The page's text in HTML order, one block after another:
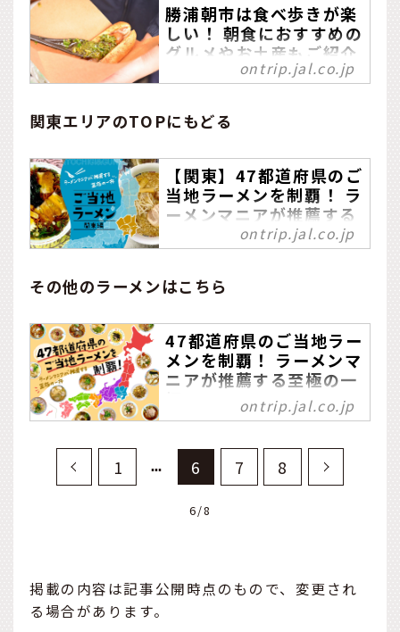
勝浦朝市は食べ歩きが楽
しい！ 朝食におすすめの
グルメやお土産もご紹介
千葉県・南房総にある勝
有名なビーチリゾートです
ぶ日本三大朝市のひとつと
して、勝浦朝市が注目され
ています。勝浦ならではの
グルメや朝市ならではのメ
ニューが豊富で、食べ歩き
す。
ontrip.jal.co.jp
関東エリアのTOPにもどる
【関東】47都道府県のご
当地ラーメンを制覇！ ラ
ーメンマニアが推薦する
至極の一杯
ーメンブーム。日本各地に
り、長年愛され続け今に至
ります。この記事では全国
47都道府県それぞれの特色
を解説するとともに、長年
食べ歩いているマニアによ
るおすすめの47軒をコメン
トやマップ付きでレコメン
ド。
ontrip.jal.co.jp
その他のラーメンはこちら
47都道府県のご当地ラー
メンを制覇！ ラーメンマ
ニアが推薦する至極の一
国内外で年々盛り上がるラ
ーメンブーム。日本各地に
伝統的なご当地の味があ
り、長年愛され続け今に至
ります。この記事では全国
るおすすめの47軒をコメン
ontrip.jal.co.jp
1 6 7 8
6/8
掲載の内容は記事公開時点のもので、変更され
る場合があります。